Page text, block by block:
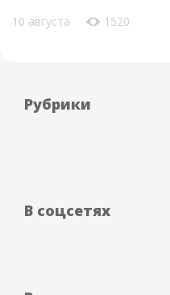
10 августа 1520
Рубрики
В соцсетях